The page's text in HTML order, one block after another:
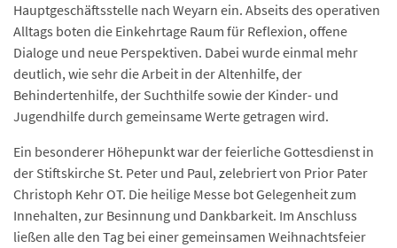
Hauptgeschäftsstelle nach Weyarn ein. Abseits des operativen
Alltags boten die Einkehrtage Raum für Reflexion, offene
Dialoge und neue Perspektiven. Dabei wurde einmal mehr
deutlich, wie sehr die Arbeit in der Altenhilfe, der
Behindertenhilfe, der Suchthilfe sowie der Kinder- und
Jugendhilfe durch gemeinsame Werte getragen wird.
Ein besonderer Höhepunkt war der feierliche Gottesdienst in
der Stiftskirche St. Peter und Paul, zelebriert von Prior Pater
Christoph Kehr OT. Die heilige Messe bot Gelegenheit zum
Innehalten, zur Besinnung und Dankbarkeit. Im Anschluss
ließen alle den Tag bei einer gemeinsamen Weihnachtsfeier